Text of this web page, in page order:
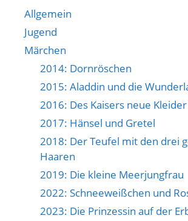
Allgemein
Jugend
Märchen
2014: Dornröschen
2015: Aladdin und die
2016: Des Kaisers neue Kleider
2017: Hänsel und Gretel
2018: Der Teufel mit den drei
Haaren
2019: Die kleine Meerjungfrau
2022: Schneeweißchen und
2023: Die Prinzessin auf der